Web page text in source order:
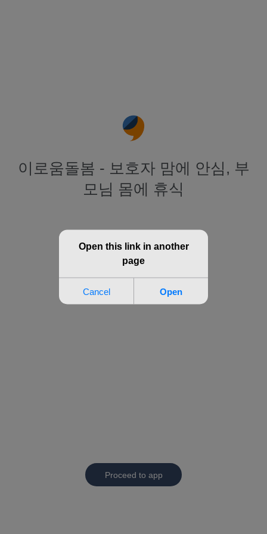
이로움돌봄 - 보호자 맘에 안심, 부
모님 몸에 휴식
Proceed to app